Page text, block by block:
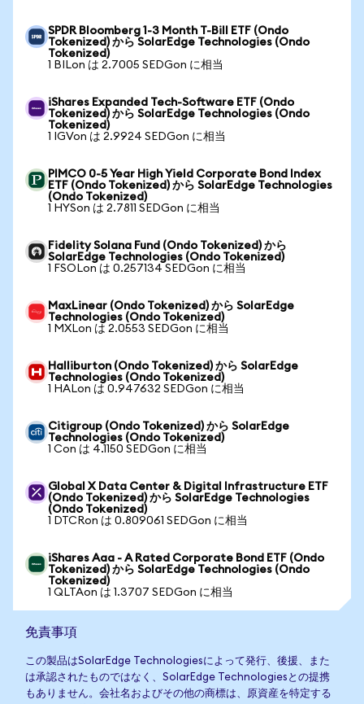
SPDR Bloomberg 1-3 Month T-Bill ETF (Ondo
Tokenized) から SolarEdge Technologies (Ondo
Tokenized)
1 BILon は 2.7005 SEDGon に相当
iShares Expanded Tech-Software ETF (Ondo
Tokenized) から SolarEdge Technologies (Ondo
Tokenized)
1 IGVon は 2.9924 SEDGon に相当
PIMCO 0-5 Year High Yield Corporate Bond Index
ETF (Ondo Tokenized) から SolarEdge Technologies
(Ondo Tokenized)
1 HYSon は 2.7811 SEDGon に相当
Fidelity Solana Fund (Ondo Tokenized) から
SolarEdge Technologies (Ondo Tokenized)
1 FSOLon は 0.257134 SEDGon に相当
MaxLinear (Ondo Tokenized) から SolarEdge
Technologies (Ondo Tokenized)
1 MXLon は 2.0553 SEDGon に相当
Halliburton (Ondo Tokenized) から SolarEdge
Technologies (Ondo Tokenized)
1 HALon は 0.947632 SEDGon に相当
Citigroup (Ondo Tokenized) から SolarEdge
Technologies (Ondo Tokenized)
1 Con は 4.1150 SEDGon に相当
Global X Data Center & Digital Infrastructure ETF
(Ondo Tokenized) から SolarEdge Technologies
(Ondo Tokenized)
1 DTCRon は 0.809061 SEDGon に相当
iShares Aaa - A Rated Corporate Bond ETF (Ondo
Tokenized) から SolarEdge Technologies (Ondo
Tokenized)
1 QLTAon は 1.3707 SEDGon に相当
免責事項
この製品はSolarEdge Technologiesによって発行、後援、また
は承認されたものではなく、SolarEdge Technologiesとの提携
もありません。会社名およびその他の商標は、原資産を特定する